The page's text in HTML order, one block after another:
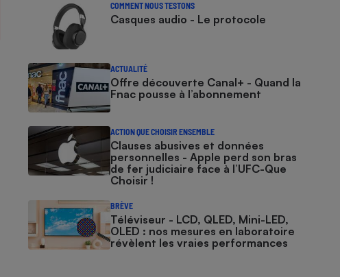
COMMENT NOUS TESTONS
Casques audio - Le protocole
ACTUALITÉ
Offre découverte Canal+ - Quand la
Fnac pousse à l’abonnement
ACTION QUE CHOISIR ENSEMBLE
Clauses abusives et données
personnelles - Apple perd son bras
de fer judiciaire face à l’UFC-Que
Choisir !
BRÈVE
Téléviseur - LCD, QLED, Mini-LED,
OLED : nos mesures en laboratoire
révèlent les vraies performances